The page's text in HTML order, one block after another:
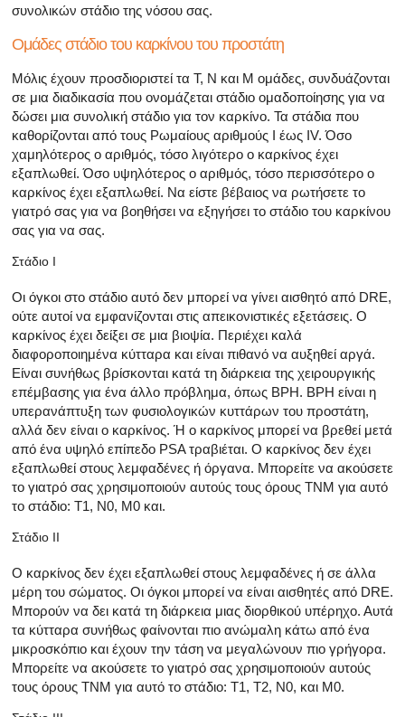
συνολικών στάδιο της νόσου σας.
Ομάδες στάδιο του καρκίνου του προστάτη
Μόλις έχουν προσδιοριστεί τα Τ, Ν και Μ ομάδες, συνδυάζονται
σε μια διαδικασία που ονομάζεται στάδιο ομαδοποίησης για να
δώσει μια συνολική στάδιο για τον καρκίνο. Τα στάδια που
καθορίζονται από τους Ρωμαίους αριθμούς Ι έως IV. Όσο
χαμηλότερος ο αριθμός, τόσο λιγότερο ο καρκίνος έχει
εξαπλωθεί. Όσο υψηλότερος ο αριθμός, τόσο περισσότερο ο
καρκίνος έχει εξαπλωθεί. Να είστε βέβαιος να ρωτήσετε το
γιατρό σας για να βοηθήσει να εξηγήσει το στάδιο του καρκίνου
σας για να σας.
Στάδιο Ι
Οι όγκοι στο στάδιο αυτό δεν μπορεί να γίνει αισθητό από DRE,
ούτε αυτοί να εμφανίζονται στις απεικονιστικές εξετάσεις. Ο
καρκίνος έχει δείξει σε μια βιοψία. Περιέχει καλά
διαφοροποιημένα κύτταρα και είναι πιθανό να αυξηθεί αργά.
Είναι συνήθως βρίσκονται κατά τη διάρκεια της χειρουργικής
επέμβασης για ένα άλλο πρόβλημα, όπως BPH. ΒΡΗ είναι η
υπερανάπτυξη των φυσιολογικών κυττάρων του προστάτη,
αλλά δεν είναι ο καρκίνος. Ή ο καρκίνος μπορεί να βρεθεί μετά
από ένα υψηλό επίπεδο PSA τραβιέται. Ο καρκίνος δεν έχει
εξαπλωθεί στους λεμφαδένες ή όργανα. Μπορείτε να ακούσετε
το γιατρό σας χρησιμοποιούν αυτούς τους όρους TNM για αυτό
το στάδιο: Τ1, N0, M0 και.
Στάδιο ΙΙ
Ο καρκίνος δεν έχει εξαπλωθεί στους λεμφαδένες ή σε άλλα
μέρη του σώματος. Οι όγκοι μπορεί να είναι αισθητές από DRE.
Μπορούν να δει κατά τη διάρκεια μιας διορθικού υπέρηχο. Αυτά
τα κύτταρα συνήθως φαίνονται πιο ανώμαλη κάτω από ένα
μικροσκόπιο και έχουν την τάση να μεγαλώνουν πιο γρήγορα.
Μπορείτε να ακούσετε το γιατρό σας χρησιμοποιούν αυτούς
τους όρους TNM για αυτό το στάδιο: Τ1, Τ2, Ν0, και M0.